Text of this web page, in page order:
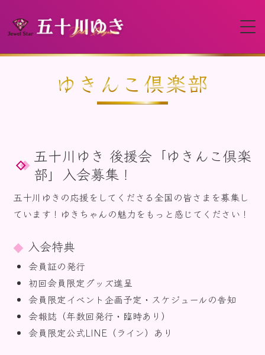
HOME
イベント
動画
ディスコグラフィー
お知らせ
ゆきんこ倶楽部
五十川ゆき 後援会「ゆきんこ倶楽
部」入会募集！
五十川ゆきの応援をしてくださる全国の皆さまを募集し
ています！ゆきちゃんの魅力をもっと感じてください！
入会特典
会員証の発行
初回会員限定グッズ進呈
会員限定イベント企画予定・スケジュールの告知
会報誌（年数回発行・臨時あり）
会員限定公式LINE（ライン）あり